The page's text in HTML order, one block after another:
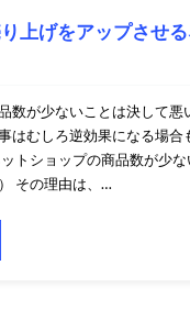
上げをアップさせ
数が少ないことは決して悪
はむしろ逆効果になる場合
トショップの商品数が少
その理由は、…